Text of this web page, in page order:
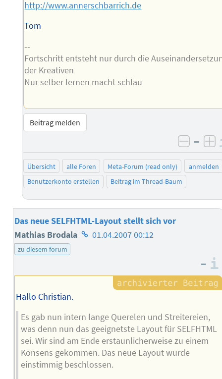
http://www.annerschbarrich.de
Tom
--
Fortschritt entsteht nur durch die
der Kreativen
Nur selber lernen macht schlau
Beitrag melden
–
Übersicht alle Foren Meta-Forum (read only)
anmelden
Benutzerkonto erstellen
Beitrag im Thread-Baum
Das neue SELFHTML-Layout stellt sich vor
Mathias Brodala Homepage
01.04.2007 00:12
zu diesem forum
–
Hallo Christian.
Es gab nun intern lange Querelen und Streitereien,
was denn nun das geeignetste Layout für SELFHTML
sei. Wir sind am Ende erstaunlicherweise zu einem
Konsens gekommen. Das neue Layout wurde
einstimmig beschlossen.